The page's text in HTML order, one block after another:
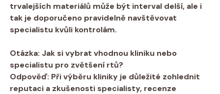
trvalejších materiálů může být interval delší, ale i
tak je doporučeno pravidelně navštěvovat
specialistu kvůli kontrolám.
Otázka: Jak si vybrat vhodnou kliniku nebo
specialistu pro zvětšení rtů?
Odpověď: Při výběru kliniky je důležité zohlednit
reputaci a zkušenosti specialisty, recenze